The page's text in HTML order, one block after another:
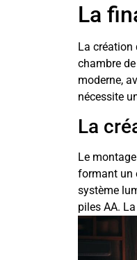
La
La création
chambre
moderne,
nécessite
La
Le
formant un
système
piles AA.